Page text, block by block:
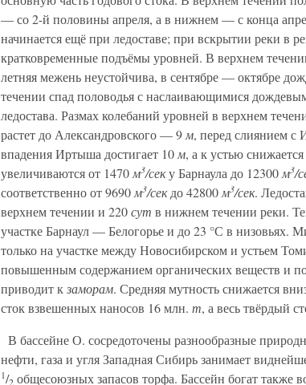
— со 2-й половины апреля, а в нижнем — с конца
начинается ещё при ледоставе; при вскрытии реки в
кратковременные подъёмы уровней. В верхнем
летняя межень неустойчива, в сентябре — октябре
течении спад половодья с наслаивающимися
ледостава. Размах колебаний уровней в верхнем
растет до Александровского — 9 м, перед слиянием
впадения Иртыша достигает 10 м, а к устью
увеличиваются от 1470 м3/секу Барнаула до 12300 м3/
соответственно от 9690 м3/секдо 42800 м3/сек.
верхнем течении и 220сут в нижнем течении реки.
участке Барнаул — Белогорье и до 23 °С в низовьях.
только на участке между Новосибирском и устьем
повышенным содержанием органических веществ и
приводит кзаморам. Средняя мутность снижается
сток взвешенных наносов 16 млн. т, а весь твёрдый
В бассейне О. сосредоточены разнообразные
нефти, газа и угля Западная Сибирь занимает
1/2 общесоюзных запасов торфа. Бассейн богат